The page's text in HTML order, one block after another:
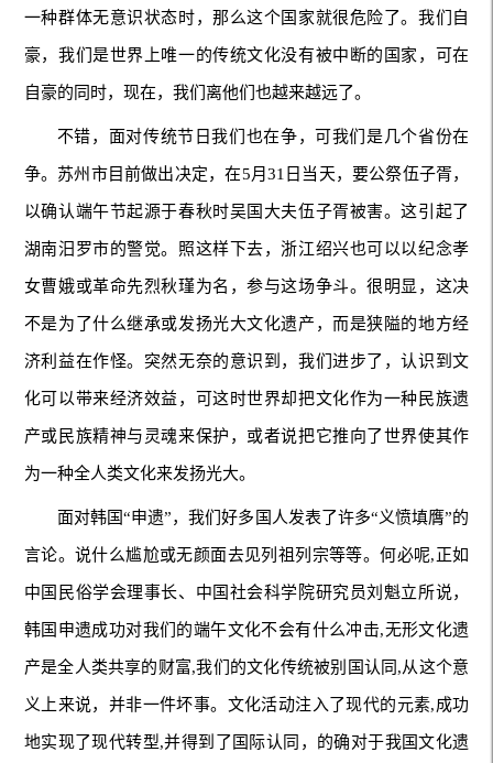
一种群体无意识状态时，那么这个国家就很危险了。我们自
豪，我们是世界上唯一的传统文化没有被中断的国家，可在
自豪的同时，现在，我们离他们也越来越远了。
不错，面对传统节日我们也在争，可我们是几个省份在
争。苏州市目前做出决定，在5月31日当天，要公祭伍子胥，
以确认端午节起源于春秋时吴国大夫伍子胥被害。这引起了
湖南汨罗市的警觉。照这样下去，浙江绍兴也可以以纪念孝
女曹娥或革命先烈秋瑾为名，参与这场争斗。很明显，这决
不是为了什么继承或发扬光大文化遗产，而是狭隘的地方经
济利益在作怪。突然无奈的意识到，我们进步了，认识到文
化可以带来经济效益，可这时世界却把文化作为一种民族遗
产或民族精神与灵魂来保护，或者说把它推向了世界使其作
为一种全人类文化来发扬光大。
面对韩国“申遗”，我们好多国人发表了许多“义愤填膺”的
言论。说什么尴尬或无颜面去见列祖列宗等等。何必呢,正如
中国民俗学会理事长、中国社会科学院研究员刘魁立所说，
韩国申遗成功对我们的端午文化不会有什么冲击,无形文化遗
产是全人类共享的财富,我们的文化传统被别国认同,从这个意
义上来说，并非一件坏事。文化活动注入了现代的元素,成功
地实现了现代转型,并得到了国际认同，的确对于我国文化遗